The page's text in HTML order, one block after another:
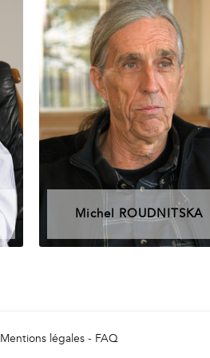
Michel ROUDNITSKA
Mentions légales - FAQ